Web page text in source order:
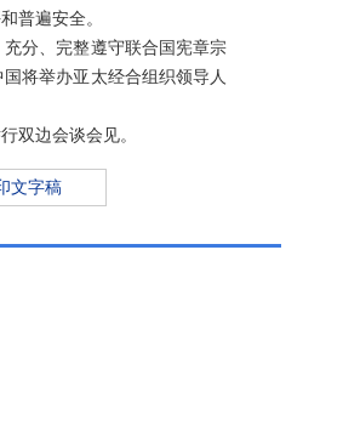
普遍安全。
分、完整遵守联合国宪章宗
将举办亚太经合组织领导人
双边会谈会见。
文字稿